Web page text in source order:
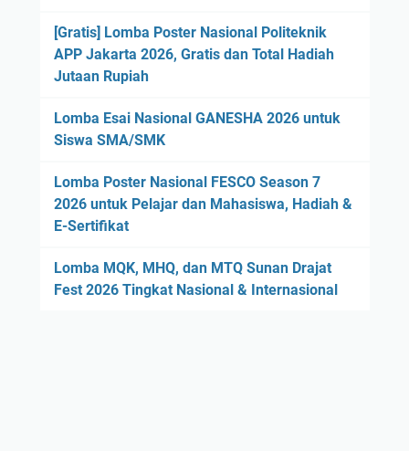
[Gratis] Lomba Poster Nasional Politeknik
APP Jakarta 2026, Gratis dan Total Hadiah
Jutaan Rupiah
Lomba Esai Nasional GANESHA 2026 untuk
Siswa SMA/SMK
Lomba Poster Nasional FESCO Season 7
2026 untuk Pelajar dan Mahasiswa, Hadiah &
E-Sertifikat
Lomba MQK, MHQ, dan MTQ Sunan Drajat
Fest 2026 Tingkat Nasional & Internasional